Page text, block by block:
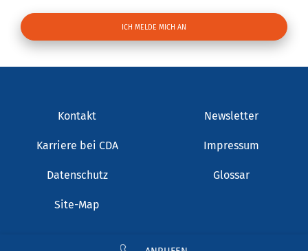
Kontakt Newsletter
Karriere bei CDA Impressum
Datenschutz Glossar
Site-Map